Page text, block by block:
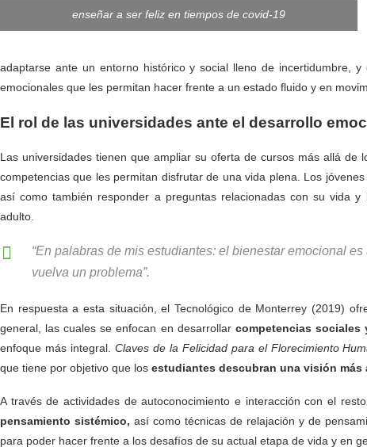
enseñar a ser feliz en tiempos de covid-19
adaptarse ante un entorno histórico y social lleno de incertidumbre,
emocionales que les permitan hacer frente a un estado fluido y en
El rol de las universidades ante el desarrollo
Las universidades tienen que ampliar su oferta de cursos más allá
competencias que les permitan disfrutar de una vida plena. Los
así como también responder a preguntas relacionadas con su vida
adulto.
“En palabras de mis estudiantes: el bienestar emocional
vuelva un problema”.
En respuesta a esta situación, el Tecnológico de Monterrey (2019)
general, las cuales se enfocan en desarrollar competencias sociales
enfoque más integral. Claves de la Felicidad para el Florecimiento
que tiene por objetivo que los estudiantes descubran una visión
A través de actividades de autoconocimiento e interacción con el
pensamiento sistémico,así como técnicas de relajación y de
para poder hacer frente a los desafíos de su actual etapa de vida y en